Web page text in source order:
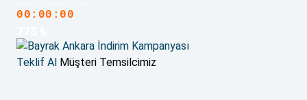
00:00:00
Teklif Al Müşteri Temsilcimiz